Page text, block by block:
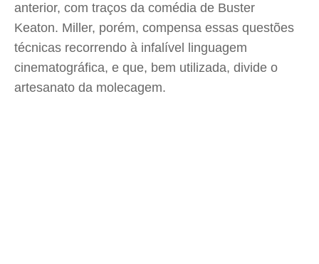
anterior, com traços da comédia de Buster
Keaton. Miller, porém, compensa essas questões
técnicas recorrendo à infalível linguagem
cinematográfica, e que, bem utilizada, divide o
artesanato da molecagem.